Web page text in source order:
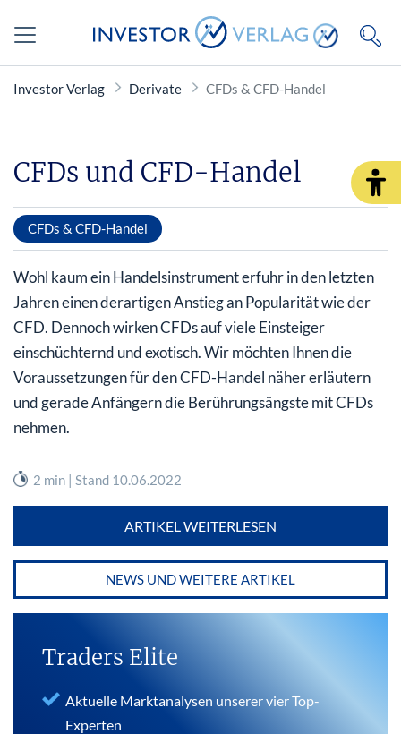
Investor Verlag Derivate CFDs & CFD-Handel
CFDs und CFD-Handel
CFDs & CFD-Handel
Wohl kaum ein Handelsinstrument erfuhr in den letzten
Jahren einen derartigen Anstieg an Popularität wie der
CFD. Dennoch wirken CFDs auf viele Einsteiger
einschüchternd und exotisch. Wir möchten Ihnen die
Voraussetzungen für den CFD-Handel näher erläutern
und gerade Anfängern die Berührungsängste mit CFDs
nehmen.
2 min | Stand 10.06.2022
ARTIKEL WEITERLESEN
NEWS UND WEITERE ARTIKEL
Traders Elite
Aktuelle Marktanalysen unserer vier Top-
Experten